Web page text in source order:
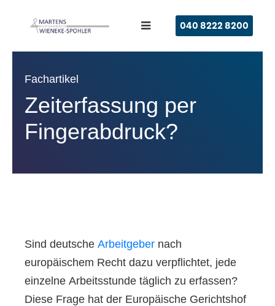
040 8222 8200
Fachartikel
Zeiterfassung per
Fingerabdruck?
Sind deutsche Arbeitgeber nach
europäischem Recht dazu verpflichtet, jede
einzelne Arbeitsstunde täglich zu erfassen?
Diese Frage hat der Europäische Gerichtshof